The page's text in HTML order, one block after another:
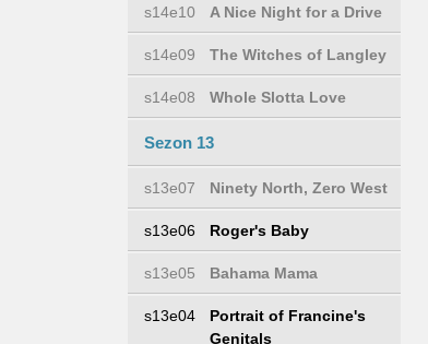
s14e10 A Nice Night for a Drive
s14e09 The Witches of Langley
s14e08 Whole Slotta Love
Sezon 13
s13e07 Ninety North, Zero West
s13e06 Roger's Baby
s13e05 Bahama Mama
s13e04
Portrait of Francine's
Genitals